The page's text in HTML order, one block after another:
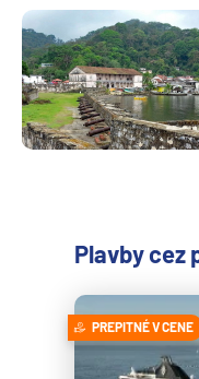
Plavby cez
PREPITNÉ V CENE